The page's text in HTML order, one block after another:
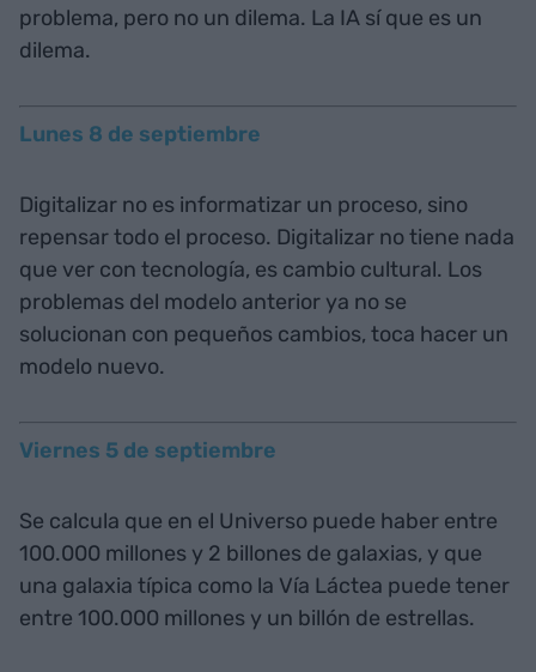
problema, pero no un dilema. La IA sí que es un
dilema.
Lunes 8 de septiembre
Digitalizar no es informatizar un proceso, sino
repensar todo el proceso. Digitalizar no tiene nada
que ver con tecnología, es cambio cultural. Los
problemas del modelo anterior ya no se
solucionan con pequeños cambios, toca hacer un
modelo nuevo.
Viernes 5 de septiembre
Se calcula que en el Universo puede haber entre
100.000 millones y 2 billones de galaxias, y que
una galaxia típica como la Vía Láctea puede tener
entre 100.000 millones y un billón de estrellas.